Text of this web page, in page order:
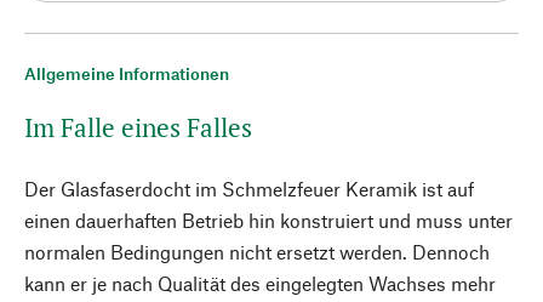
Allgemeine Informationen
Im Falle eines Falles
Der Glasfaserdocht im Schmelzfeuer Keramik ist auf
einen dauerhaften Betrieb hin konstruiert und muss unter
normalen Bedingungen nicht ersetzt werden. Dennoch
kann er je nach Qualität des eingelegten Wachses mehr